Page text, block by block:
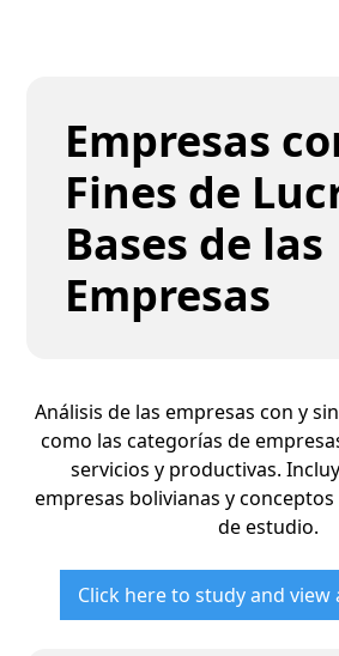
Empresas
Fines de
Bases de las
Empresas
Análisis de las empresas con y
como las categorías de
servicios y productivas.
empresas bolivianas y
de estudio.
Click here to study and view